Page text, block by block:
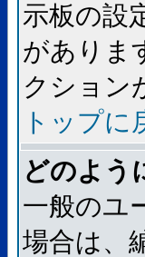
示板の設
がありま
クション
トップに
どのよう
一般のユ
場合は、